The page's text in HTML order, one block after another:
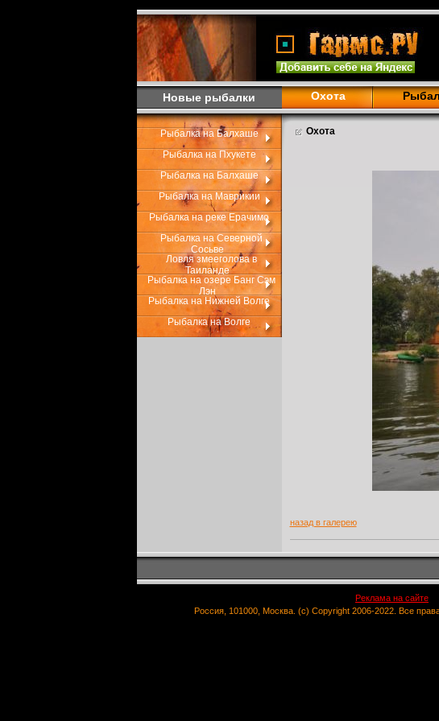
Новые рыбалки Охота
Рыбалка на Балхаше
Рыбалка на Пхукете
Рыбалка на Балхаше
Рыбалка на Маврикии
Рыбалка на реке Ерачимо
Рыбалка на Северной
Сосьве
Ловля змееголова в
Таиланде
Рыбалка на озере Банг Сэм
Лэн
Рыбалка на Нижней Волге
Рыбалка на Волге
Охота
назад в галерею
Реклама на сайте
Россия, 101000, Москва. (c) Copyright 2006-2022. Все